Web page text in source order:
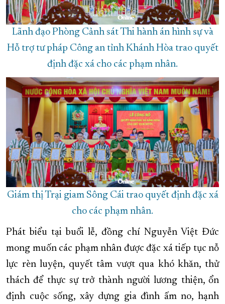
Lãnh đạo Phòng Cảnh sát Thi hành án hình sự và
Hỗ trợ tư pháp Công an tỉnh Khánh Hòa trao quyết
định đặc xá cho các phạm nhân.
Giám thị Trại giam Sông Cái trao quyết định đặc xá
cho các phạm nhân.
Phát biểu tại buổi lễ, đồng chí Nguyễn Việt Đức
mong muốn các phạm nhân được đặc xá tiếp tục nỗ
lực rèn luyện, quyết tâm vượt qua khó khăn, thử
thách để thực sự trở thành người lương thiện, ổn
định cuộc sống, xây dựng gia đình ấm no, hạnh